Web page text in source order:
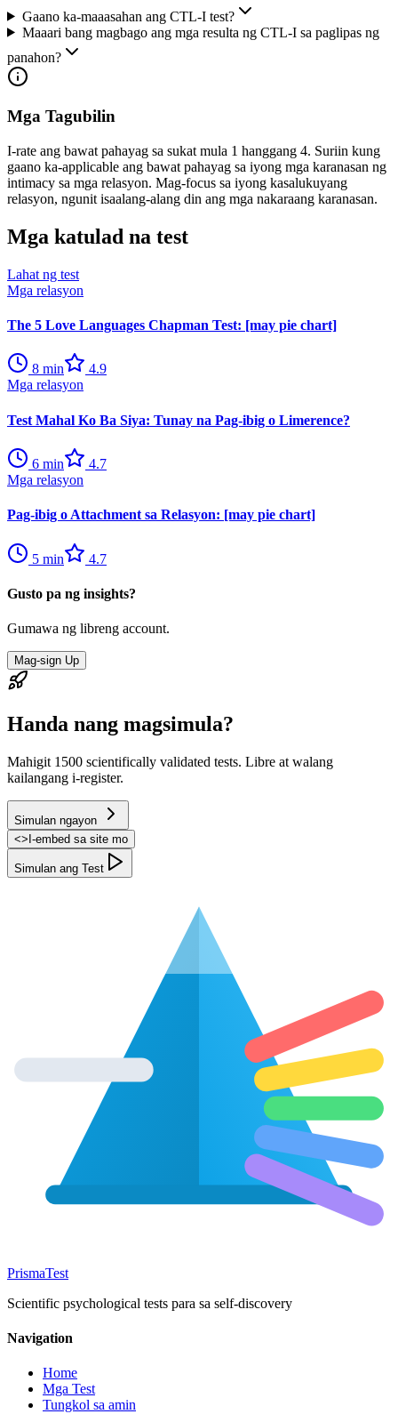
Gaano ka-maaasahan ang CTL-I test?
Maaari bang magbago ang mga resulta ng CTL-I sa paglipas ng
panahon?
Mga Tagubilin
I-rate ang bawat pahayag sa sukat mula 1 hanggang 4. Suriin kung
gaano ka-applicable ang bawat pahayag sa iyong mga karanasan ng
intimacy sa mga relasyon. Mag-focus sa iyong kasalukuyang
relasyon, ngunit isaalang-alang din ang mga nakaraang karanasan.
Mga katulad na test
Lahat ng test
Mga relasyon
The 5 Love Languages Chapman Test: [may pie chart]
8 min
4.9
Mga relasyon
Test Mahal Ko Ba Siya: Tunay na Pag-ibig o Limerence?
6 min
4.7
Mga relasyon
Pag-ibig o Attachment sa Relasyon: [may pie chart]
5 min 4.7
Gusto pa ng insights?
Gumawa ng libreng account.
Mag-sign Up
Handa nang magsimula?
Mahigit 1500 scientifically validated tests. Libre at walang
kailangang i-register.
Simulan ngayon
<> I-embed sa site mo
Simulan ang Test
PrismaTest
Scientific psychological tests para sa self-discovery
Navigation
Home
Mga Test
Tungkol sa amin